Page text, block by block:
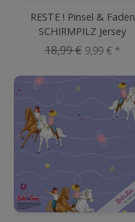
RESTE ! Pinsel & Faden
SCHIRMPILZ Jersey
18,99 € 9,99 € *